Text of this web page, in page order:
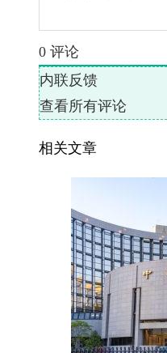
0 评论
内联反馈
查看所有评论
相关文章